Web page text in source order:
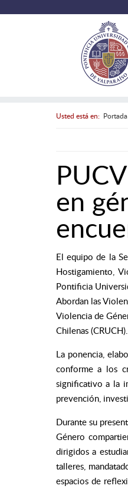
Usted está en: Portada
en
El equipo de la
Hostigamiento,
Pontificia
Abordan las
Violencia de
Chilenas (CRUCH).
La ponencia,
conforme a los
significativo a la
prevención,
Durante su
Género
dirigidos a
talleres,
espacios de